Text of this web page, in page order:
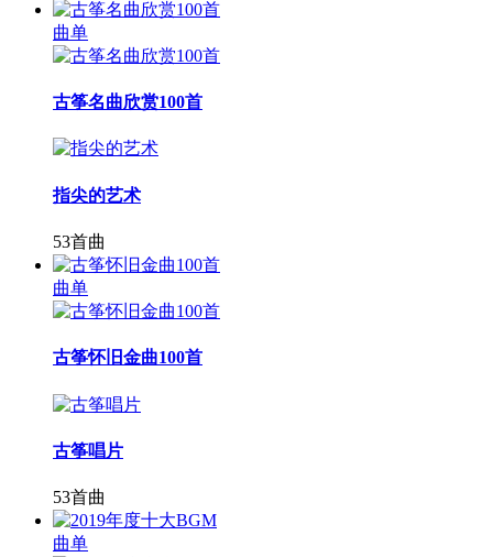
曲单
古筝名曲欣赏100首
指尖的艺术
53首曲
曲单
古筝怀旧金曲100首
古筝唱片
53首曲
曲单